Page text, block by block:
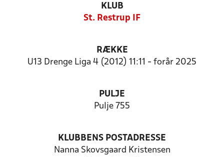
KLUB
St. Restrup IF
RÆKKE
U13 Drenge Liga 4 (2012) 11:11 - forår 2025
PULJE
Pulje 755
KLUBBENS POSTADRESSE
Nanna Skovsgaard Kristensen